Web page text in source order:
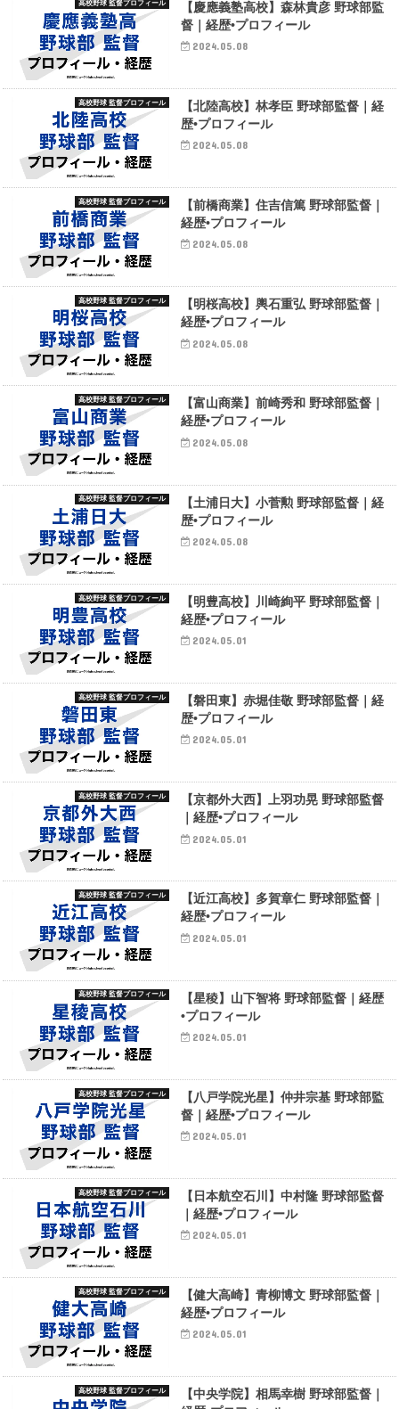
高校野球 監督プロフィール
【慶應義塾高校】森林貴彦 野球部監
督｜経歴•プロフィール
2024.05.08
高校野球 監督プロフィール
【北陸高校】林孝臣 野球部監督｜経
歴•プロフィール
2024.05.08
高校野球 監督プロフィール
【前橋商業】住吉信篤 野球部監督｜
経歴•プロフィール
2024.05.08
高校野球 監督プロフィール
【明桜高校】輿石重弘 野球部監督｜
経歴•プロフィール
2024.05.08
高校野球 監督プロフィール
【富山商業】前崎秀和 野球部監督｜
経歴•プロフィール
2024.05.08
高校野球 監督プロフィール
【土浦日大】小菅勲 野球部監督｜経
歴•プロフィール
2024.05.08
高校野球 監督プロフィール
【明豊高校】川崎絢平 野球部監督｜
経歴•プロフィール
2024.05.01
高校野球 監督プロフィール
【磐田東】赤堀佳敬 野球部監督｜経
歴•プロフィール
2024.05.01
高校野球 監督プロフィール
【京都外大西】上羽功晃 野球部監督
｜経歴•プロフィール
2024.05.01
高校野球 監督プロフィール
【近江高校】多賀章仁 野球部監督｜
経歴•プロフィール
2024.05.01
高校野球 監督プロフィール
【星稜】山下智将 野球部監督｜経歴
•プロフィール
2024.05.01
高校野球 監督プロフィール
【八戸学院光星】仲井宗基 野球部監
督｜経歴•プロフィール
2024.05.01
高校野球 監督プロフィール
【日本航空石川】中村隆 野球部監督
｜経歴•プロフィール
2024.05.01
高校野球 監督プロフィール
【健大高崎】青柳博文 野球部監督｜
経歴•プロフィール
2024.05.01
高校野球 監督プロフィール
【中央学院】相馬幸樹 野球部監督｜